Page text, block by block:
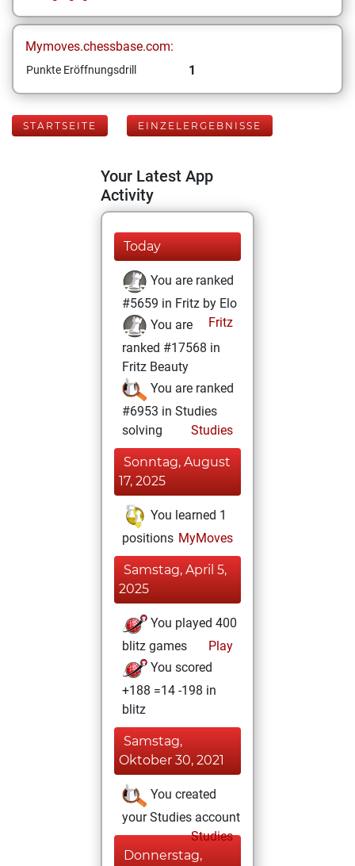
Mymoves.chessbase.com:
Punkte Eröffnungsdrill 1
STARTSEITE EINZELERGEBNISSE
Your Latest App
Activity
Today
You are ranked
#5659 in Fritz by Elo
Fritz
You are
ranked #17568 in
Fritz Beauty
You are ranked
#6953 in Studies
solving
Studies
Sonntag, August
17, 2025
You learned 1
positions MyMoves
Samstag, April 5,
2025
You played 400
blitz games
Play
You scored
+188 =14 -198 in
blitz
Samstag,
Oktober 30, 2021
You created
your Studies account
Studies
Donnerstag,